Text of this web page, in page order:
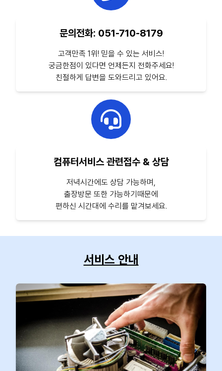
문의전화: 051-710-8179
고객만족 1위! 믿을 수 있는 서비스!
궁금한점이 있다면 언제든지 전화주세요!
친절하게 답변을 도와드리고 있어요.
컴퓨터서비스 관련접수 & 상담
저녁시간에도 상담 가능하며,
출장방문 또한 가능하기때문에
편하신 시간대에 수리를 맡겨보세요.
서비스 안내